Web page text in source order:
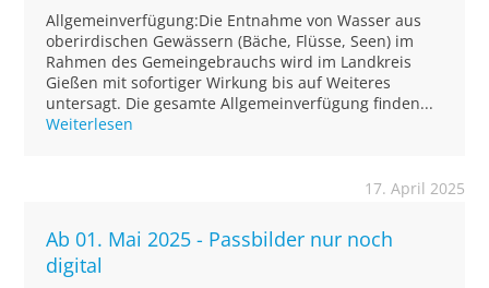
Allgemeinverfügung:Die Entnahme von Wasser aus
oberirdischen Gewässern (Bäche, Flüsse, Seen) im
Rahmen des Gemeingebrauchs wird im Landkreis
Gießen mit sofortiger Wirkung bis auf Weiteres
untersagt. Die gesamte Allgemeinverfügung finden...
Weiterlesen
17. April 2025
Ab 01. Mai 2025 - Passbilder nur noch
digital